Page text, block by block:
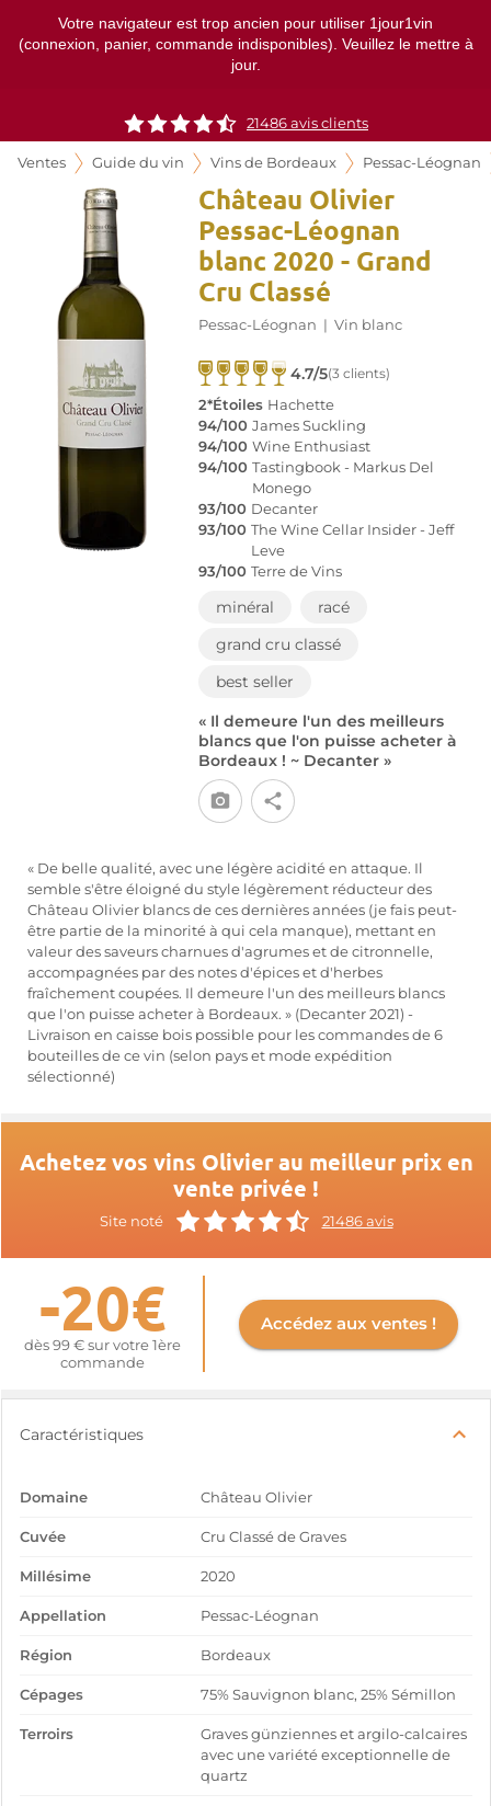
Votre navigateur est trop ancien pour utiliser 1jour1vin
(connexion, panier, commande indisponibles). Veuillez le mettre à
jour.
21486 avis clients
Ventes Guide du vin Vins de Bordeaux Pessac-Léognan
Château Olivier
Pessac-Léognan
blanc 2020 - Grand
Cru Classé
Pessac-Léognan | Vin blanc
4.7/5(3 clients)
2*Étoiles Hachette
94/100 James Suckling
94/100 Wine Enthusiast
94/100 Tastingbook - Markus Del
Monego
93/100 Decanter
93/100 The Wine Cellar Insider - Jeff
Leve
93/100 Terre de Vins
minéral
racé
grand cru classé
best seller
« Il demeure l'un des meilleurs
blancs que l'on puisse acheter à
Bordeaux ! ~ Decanter »
« De belle qualité, avec une légère acidité en attaque. Il
semble s'être éloigné du style légèrement réducteur des
Château Olivier blancs de ces dernières années (je fais peut-
être partie de la minorité à qui cela manque), mettant en
valeur des saveurs charnues d'agrumes et de citronnelle,
accompagnées par des notes d'épices et d'herbes
fraîchement coupées. Il demeure l'un des meilleurs blancs
que l'on puisse acheter à Bordeaux. » (Decanter 2021) -
Livraison en caisse bois possible pour les commandes de 6
bouteilles de ce vin (selon pays et mode expédition
sélectionné)
Achetez vos vins Olivier au meilleur prix en
vente privée !
Site noté 21486 avis
-20€
dès 99 € sur votre 1ère
commande
Accédez aux ventes !
Caractéristiques
Domaine Château Olivier
Cuvée Cru Classé de Graves
Millésime 2020
Appellation Pessac-Léognan
Région Bordeaux
Cépages 75% Sauvignon blanc, 25% Sémillon
Terroirs
Graves günziennes et argilo-calcaires
avec une variété exceptionnelle de
quartz